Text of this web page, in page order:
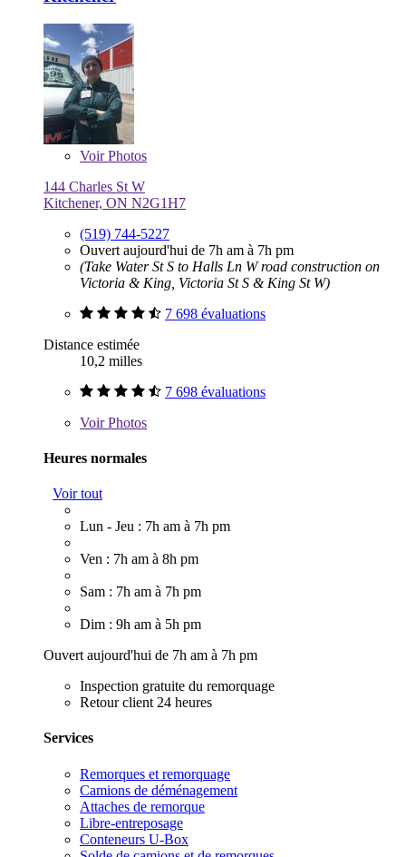
VoirPhotos
144 Charles St W
Kitchener, ON N2G1H7
(519) 744-5227
Ouvert aujourd'hui de 7h am à 7h pm
(Take Water St S to Halls Ln W road construction on
Victoria & King, Victoria St S & King St W)
7 698 évaluations
Distance estimée
10,2 milles
7 698 évaluations
VoirPhotos
Heures normales
Voir tout
Lun - Jeu : 7h am à 7h pm
Ven : 7h am à 8h pm
Sam : 7h am à 7h pm
Dim : 9h am à 5h pm
Ouvert aujourd'hui de 7h am à 7h pm
Inspection gratuite du remorquage
Retour client 24 heures
Services
Remorques et remorquage
Camions de déménagement
Attaches de remorque
Libre-entreposage
Conteneurs U-Box